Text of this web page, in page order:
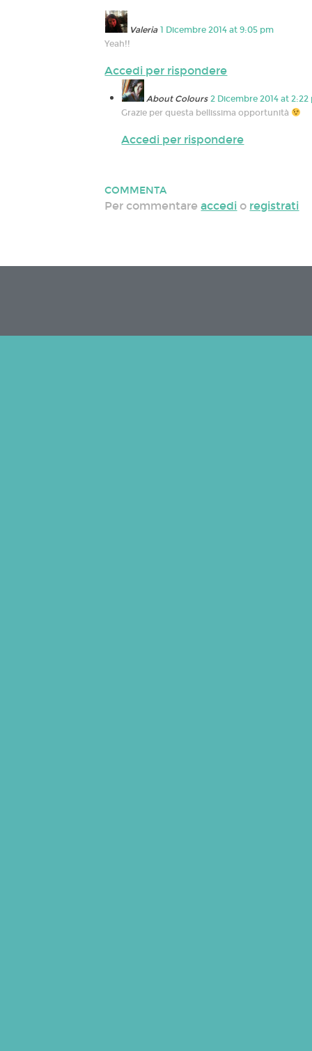
Valeria 1 Dicembre 2014 at 9:05 pm
Yeah!!
Accedi per rispondere
About Colours 2 Dicembre 2014 at 2:22
Grazie per questa bellissima opportunità
Accedi per rispondere
COMMENTA
Per commentareaccedi o registrati